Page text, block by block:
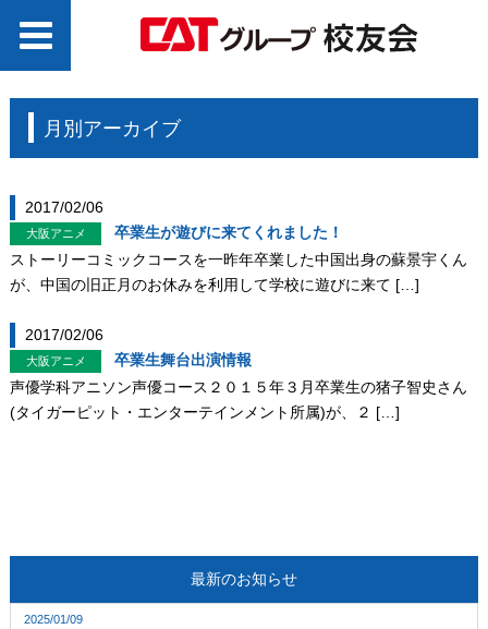
月別アーカイブ
2017/02/06
大阪アニメ
卒業生が遊びに来てくれました！
ストーリーコミックコースを一昨年卒業した中国出身の蘇景宇くん
が、中国の旧正月のお休みを利用して学校に遊びに来て […]
2017/02/06
大阪アニメ
卒業生舞台出演情報
声優学科アニソン声優コース２０１５年３月卒業生の猪子智史さん
(タイガーピット・エンターテインメント所属)が、２ […]
最新のお知らせ
2025/01/09